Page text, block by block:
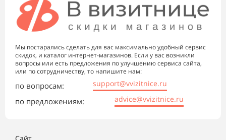
Мы постарались сделать для вас максимально удобный сервис
скидок, и каталог интернет-магазинов. Если у вас возникли
вопросы или есть предложения по улучшению сервиса сайта,
или по сотрудничеству, то напишите нам:
по вопросам: support@vvizitnice.ru
по предложениям: advice@vvizitnice.ru
Сайт